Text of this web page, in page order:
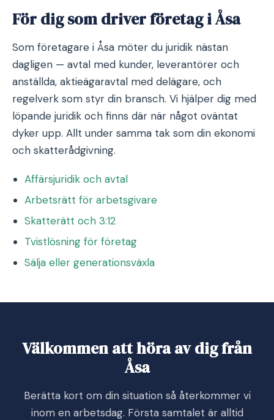
För dig som driver företag i Åsa
Som företagare i Åsa möter du juridik nästan
dagligen — avtal med kunder, leverantörer och
anställda, aktieägaravtal med delägare, och
regelverk som styr din bransch. Vi hjälper dig med
löpande juridik och finns där när något oväntat
dyker upp. Allt under samma tak som din ekonomi
och skatterådgivning.
Affärsjuridik och avtal
Arbetsrätt för arbetsgivare
Skatterätt och 3:12
Tvistlösning för företag
Sälja eller generationsväxla
Välkommen att höra av dig från
Åsa
Berätta kort om din situation så återkommer vi
inom en arbetsdag. Första samtalet är alltid